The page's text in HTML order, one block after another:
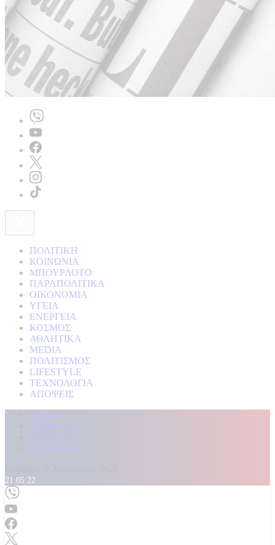
ΠΟΛΙΤΙΚΗ
ΚΟΙΝΩΝΙΑ
ΜΠΟΥΡΛΟΤΟ
ΠΑΡΑΠΟΛΙΤΙΚΑ
ΟΙΚΟΝΟΜΙΑ
ΥΓΕΙΑ
ΕΝΕΡΓΕΙΑ
ΚΟΣΜΟΣ
ΑΘΛΗΤΙΚΑ
MEDIA
ΠΟΛΙΤΙΣΜΟΣ
LIFESTYLE
ΤΕΧΝΟΛΟΓΙΑ
ΑΠΟΨΕΙΣ
Αρχική
Kontra Live
Καταγγελίες
Επικοινωνία
21:05:24